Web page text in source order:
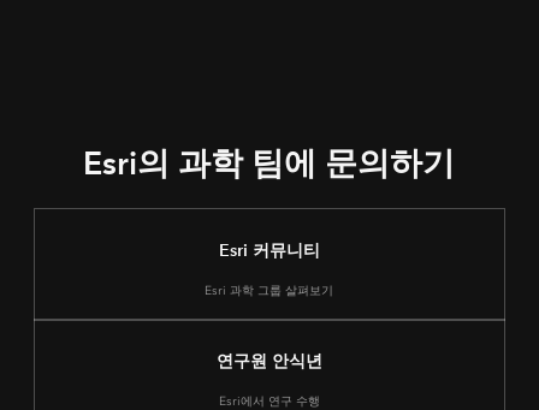
Esri의 과학 팀에 문의하기
Esri 커뮤니티
Esri 과학 그룹 살펴보기
연구원 안식년
Esri에서 연구 수행